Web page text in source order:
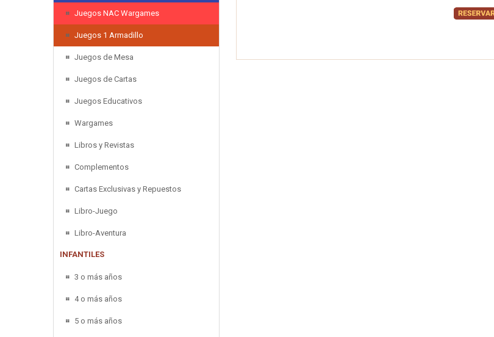
Juegos NAC Wargames
Juegos 1 Armadillo
Juegos de Mesa
Juegos de Cartas
Juegos Educativos
Wargames
Libros y Revistas
Complementos
Cartas Exclusivas y Repuestos
Libro-Juego
Libro-Aventura
INFANTILES
3 o más años
4 o más años
5 o más años